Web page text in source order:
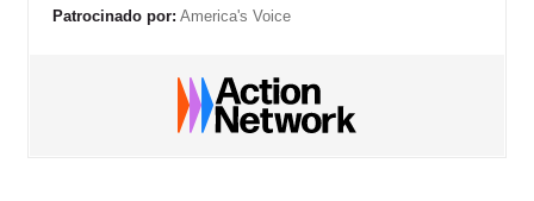
Patrocinado por: America's Voice